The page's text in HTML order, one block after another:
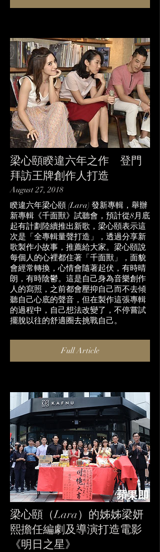
梁心頤睽違六年之作 登門
拜訪王牌創作人打造
August 27, 2018
睽違六年梁心頤 (Lara) 發新專輯，舉辦
新專輯《千面獸》試聽會，預計從8月底
起有計劃陸續推出新歌，梁心頤表示這
次是「全專輯量聲打造」，透過分享新
歌製作小故事，推薦給大家。梁心頤說
每個人的心裡都住著「千面獸」，面貌
會經常轉換，心情會隨著起伏，有時晴
朗，有時陰鬱。這是自己身為音樂創作
人的寫照，之前都會壓抑自己而不去傾
聽自己心底的聲音，但在製作這張專輯
的過程中，自己想法改變了，不停嘗試
擺脫以往的舒適圈去挑戰自己。
Full Article
梁心頤（Lara）的姊姊梁妍
熙擔任編劇及導演打造電影
《明日之星》